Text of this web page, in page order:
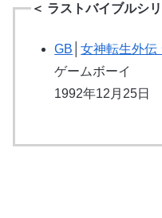
＜ ラストバイブルシ
GB │女神転生外伝
ゲームボーイ
1992年12月25日